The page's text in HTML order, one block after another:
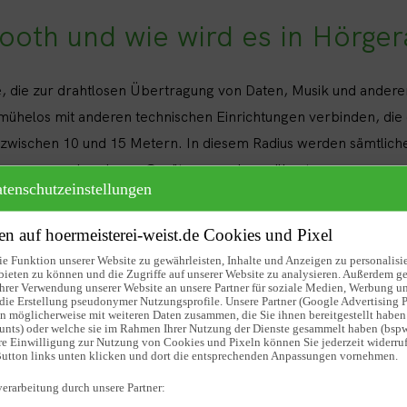
und wie wird es in
die zur drahtlosen Übertragung von Daten, Musik und
mit anderen technischen Einrichtungen verbinden,
10 und 15 Metern. In diesem Radius werden
verbundenen Gerät zum anderen übertragen.
sie dadurch anderweitig als ausschließlich zur
Hörgeräte ohne großen Aufwand zum Kopfhörer oder
erhält der Träger ein deutliches Plus an Komfort im
Funktionen bieten
versehen sind, verwenden Sie je nach Bedarf ganz
Hörgerät verbinden können. Dann können Sie Ihr
auf hoermeisterei-weist.de Cookies und Pixel
Funktion unserer Website zu gewährleisten, Inhalte und Anzeigen zu
zu können und die Zugriffe auf unserer Website zu analysieren. Außerdem
Verwendung unserer Website an unsere Partner für soziale Medien, Werbung
Erstellung pseudonymer Nutzungsprofile. Unsere Partner (Google Advertising
möglicherweise mit weiteren Daten zusammen, die Sie ihnen bereitgestellt
oder welche sie im Rahmen Ihrer Nutzung der Dienste gesammelt haben
Einwilligung zur Nutzung von Cookies und Pixeln können Sie jederzeit
links unten klicken und dort die entsprechenden Anpassungen vornehmen.
durch unsere Partner: